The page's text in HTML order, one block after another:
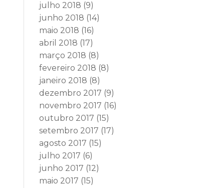
julho 2018 (9)
junho 2018 (14)
maio 2018 (16)
abril 2018 (17)
março 2018 (8)
fevereiro 2018 (8)
janeiro 2018 (8)
dezembro 2017 (9)
novembro 2017 (16)
outubro 2017 (15)
setembro 2017 (17)
agosto 2017 (15)
julho 2017 (6)
junho 2017 (12)
maio 2017 (15)